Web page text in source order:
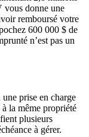
vous donne une
remboursé votre
600 000 $ de
n’est pas un
prise en charge
la même propriété
plusieurs
à gérer.